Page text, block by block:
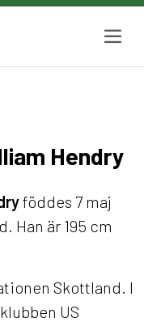
Hendry
föddes 7 maj
Han är 195 cm
Skottland. I
US